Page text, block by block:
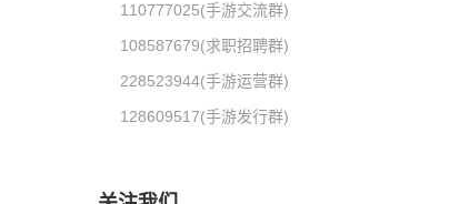
110777025(手游交流群)
108587679(求职招聘群)
228523944(手游运营群)
128609517(手游发行群)